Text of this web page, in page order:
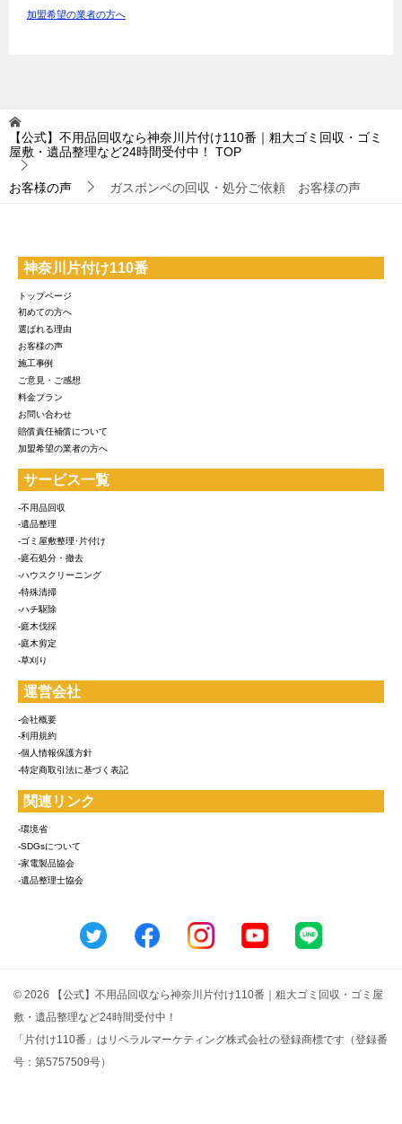
加盟希望の業者の方へ
【公式】不用品回収なら神奈川片付け110番｜粗大ゴミ回収・ゴミ
屋敷・遺品整理など24時間受付中！
TOP
お客様の声 ガスボンベの回収・処分ご依頼 お客様の声
神奈川片付け110番
トップページ
初めての方へ
選ばれる理由
お客様の声
施工事例
ご意見・ご感想
料金プラン
お問い合わせ
賠償責任補償について
加盟希望の業者の方へ
サービス一覧
-不用品回収
-遺品整理
-ゴミ屋敷整理･片付け
-庭石処分・撤去
-ハウスクリーニング
-特殊清掃
-ハチ駆除
-庭木伐採
-庭木剪定
-草刈り
運営会社
-会社概要
-利用規約
-個人情報保護方針
-特定商取引法に基づく表記
関連リンク
-環境省
-SDGsについて
-家電製品協会
-遺品整理士協会
© 2026 【公式】不用品回収なら神奈川片付け110番｜粗大ゴミ回収・ゴミ屋
敷・遺品整理など24時間受付中！
「片付け110番」はリベラルマーケティング株式会社の登録商標です（登録番
号：第5757509号）